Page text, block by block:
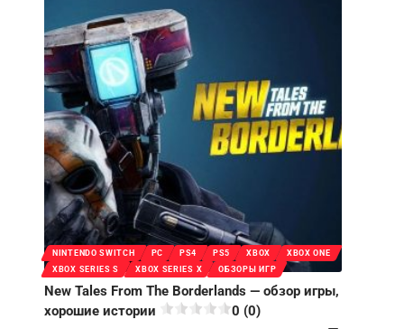
NINTENDO SWITCH PC PS4 PS5 XBOX
XBOX ONE
XBOX SERIES S
XBOX SERIES X ОБЗОРЫ ИГР
New Tales From The Borderlands — обзор игры,
хорошие истории
0 (0)